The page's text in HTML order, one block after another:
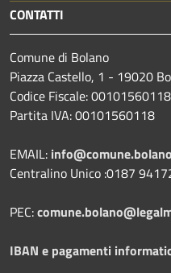
CONTATTI
Comune di Bolano
Piazza Castello, 1 - 19020
Codice Fiscale: 00101560118
Partita IVA: 00101560118
EMAIL:
Centralino Unico :0187
PEC:
IBAN e pagamenti